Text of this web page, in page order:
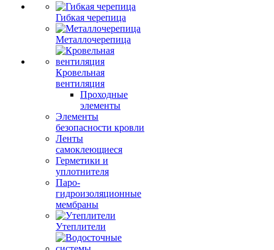
Гибкая черепица
Металлочерепица
Кровельная
вентиляция
Проходные
элементы
Элементы
безопасности кровли
Ленты
самоклеющиеся
Герметики и
уплотнителя
Паро-
гидроизоляционные
мембраны
Утеплители